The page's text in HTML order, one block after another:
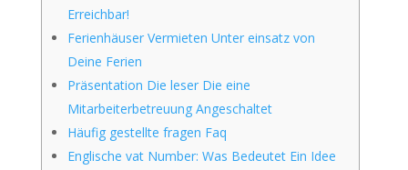
Erreichbar!
Ferienhäuser Vermieten Unter einsatz von
Deine Ferien
Präsentation Die leser Die eine
Mitarbeiterbetreuung Angeschaltet
Häufig gestellte fragen Faq
Englische vat Number: Was Bedeutet Ein Idee